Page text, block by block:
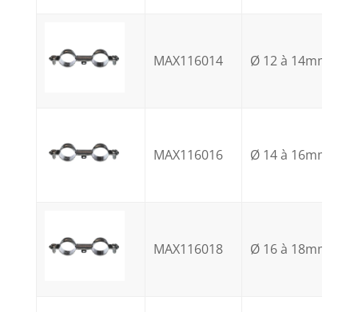
MAX116014 Ø 12 à 14mm
MAX116016 Ø 14 à 16mm
MAX116018 Ø 16 à 18mm